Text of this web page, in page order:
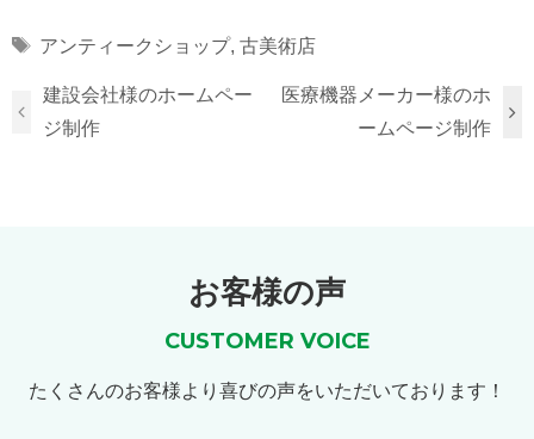
Tags
アンティークショップ, 古美術店
建設会社様のホームペー
ジ制作
医療機器メーカー様のホ
ームページ制作
お客様の声
CUSTOMER VOICE
たくさんのお客様より喜びの声をいただいております！